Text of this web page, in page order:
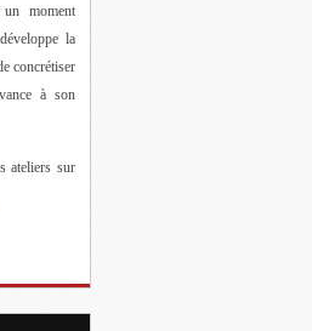
moment
la
concrétiser
à son
ateliers sur